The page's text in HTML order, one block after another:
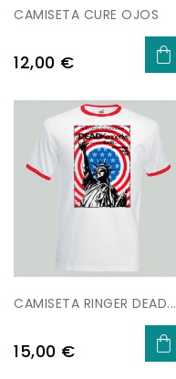
CAMISETA CURE OJOS
Precio
12,00 €
CAMISETA RINGER DEAD...
Precio
15,00 €